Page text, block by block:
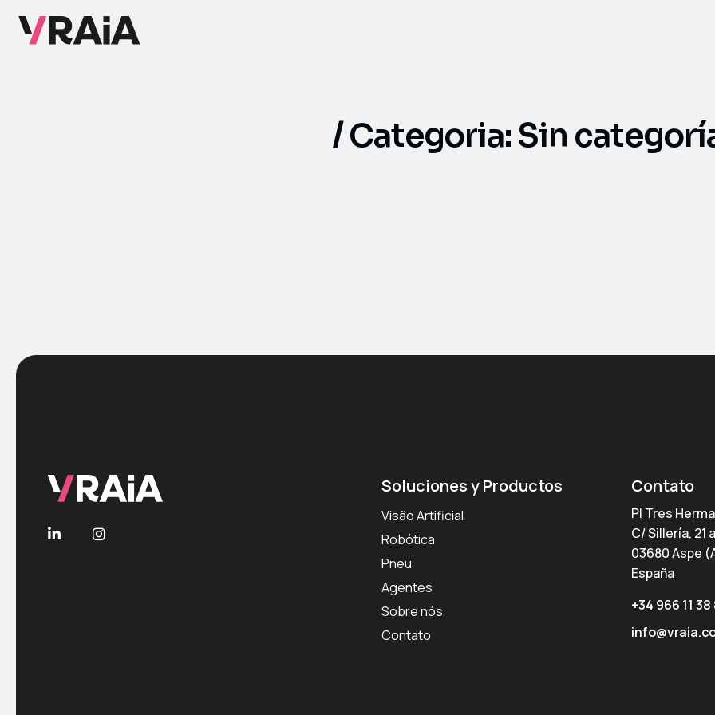
Categoria:Sin
Soluciones y Productos
Visão Artificial
Robótica
Pneu
Agentes
Sobre nós
Contato
Contato
PI Tres
C/ Sillería, 21
03680 Aspe
España
+34 966 11